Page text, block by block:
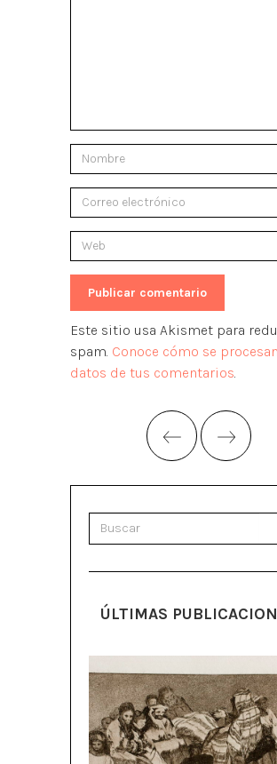
Este sitio usa Akismet para
spam. Conoce cómo se
datos de tus comentarios
ÚLTIMAS